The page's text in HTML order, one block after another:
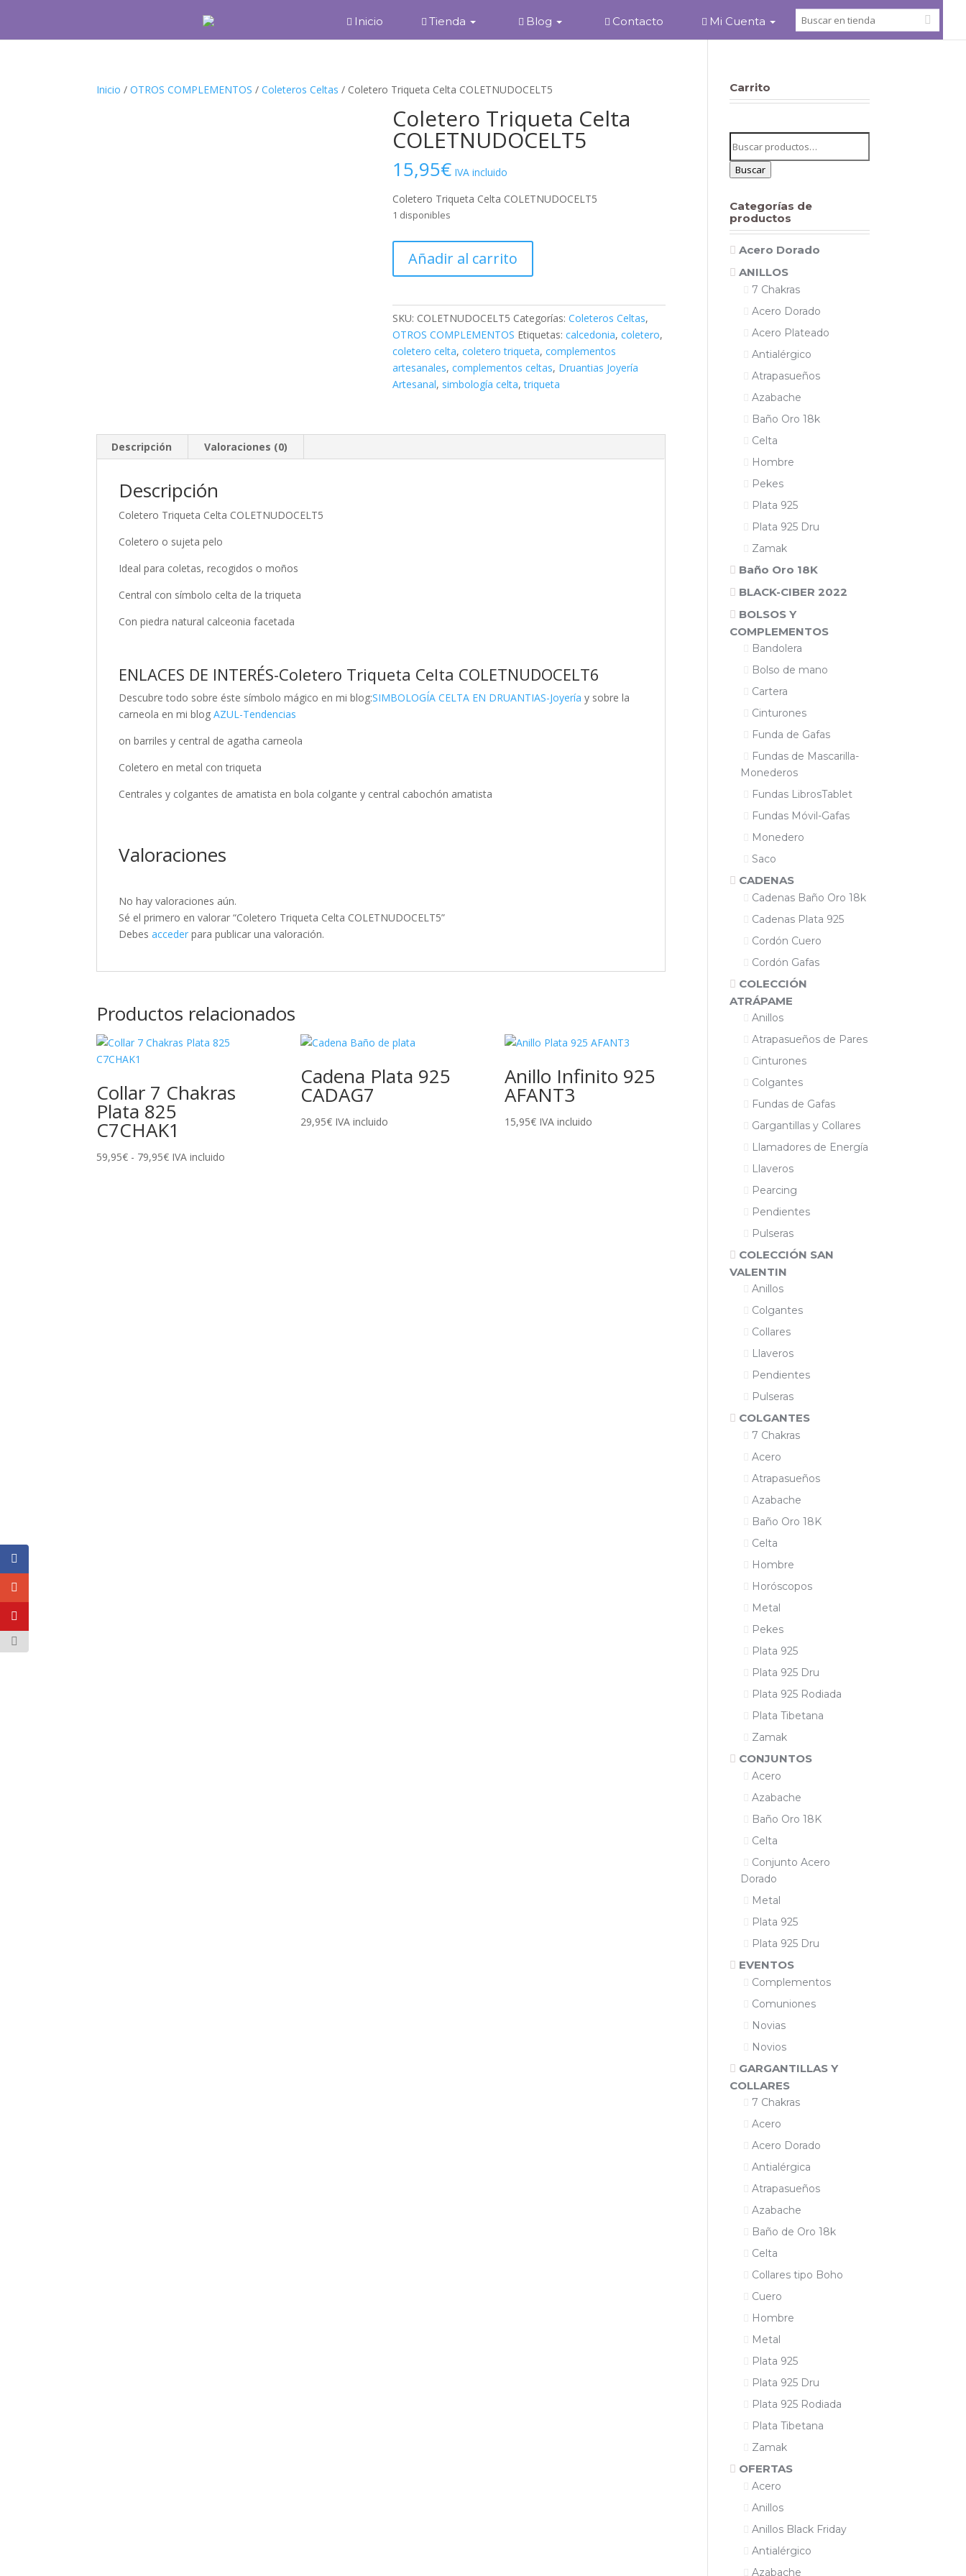
Inicio Tienda Blog Contacto Mi Cuenta
Inicio /OTROS COMPLEMENTOS /Coleteros Celtas / Coletero Triqueta Celta COLETNUDOCELT5
Coletero Triqueta Celta
COLETNUDOCELT5
15,95€ IVA incluido
Coletero Triqueta Celta COLETNUDOCELT5
1 disponibles
Triqueta
Celta
cantidad
Añadir al carrito
SKU: COLETNUDOCELT5 Categorías:Coleteros Celtas,
OTROS COMPLEMENTOS Etiquetas:calcedonia,coletero,
coletero celta,coletero triqueta,complementos
artesanales,complementos celtas, Druantias Joyería
Artesanal, simbología celta,triqueta
Descripción Valoraciones (0)
Descripción
Coletero Triqueta Celta COLETNUDOCELT5
Coletero o sujeta pelo
Ideal para coletas, recogidos o moños
Central con símbolo celta de la triqueta
Con piedra natural calceonia facetada
ENLACES DE INTERÉS-Coletero Triqueta Celta COLETNUDOCELT6
Descubre todo sobre éste símbolo mágico en mi blog:SIMBOLOGÍA CELTA EN DRUANTIAS-Joyería y sobre la
carneola en mi blogAZUL-Tendencias
on barriles y central de agatha carneola
Coletero en metal con triqueta
Centrales y colgantes de amatista en bola colgante y central cabochón amatista
Valoraciones
No hay valoraciones aún.
Sé el primero en valorar “Coletero Triqueta Celta COLETNUDOCELT5”
Debesacceder para publicar una valoración.
Productos relacionados
Collar 7 Chakras
Plata 825
C7CHAK1
59,95€ - 79,95€Rango
IVA incluido
Cadena Plata 925
CADAG7
29,95€ IVA incluido
Anillo Infinito 925
AFANT3
15,95€ IVA incluido
Carrito
por:
Buscar
Categorías de
productos
Acero Dorado
ANILLOS
7 Chakras
Acero Dorado
Acero Plateado
Antialérgico
Atrapasueños
Azabache
Baño Oro 18k
Celta
Hombre
Pekes
Plata 925
Plata 925 Dru
Zamak
Baño Oro 18K
BLACK-CIBER 2022
BOLSOS Y
COMPLEMENTOS
Bandolera
Bolso de mano
Cartera
Cinturones
Funda de Gafas
Fundas de Mascarilla-
Monederos
Fundas LibrosTablet
Fundas Móvil-Gafas
Monedero
Saco
CADENAS
Cadenas Baño Oro 18k
Cadenas Plata 925
Cordón Cuero
Cordón Gafas
COLECCIÓN
ATRÁPAME
Anillos
Atrapasueños de Pares
Cinturones
Colgantes
Fundas de Gafas
Gargantillas y Collares
Llamadores de Energía
Llaveros
Pearcing
Pendientes
Pulseras
COLECCIÓN SAN
VALENTIN
Anillos
Colgantes
Collares
Llaveros
Pendientes
Pulseras
COLGANTES
7 Chakras
Acero
Atrapasueños
Azabache
Baño Oro 18K
Celta
Hombre
Horóscopos
Metal
Pekes
Plata 925
Plata 925 Dru
Plata 925 Rodiada
Plata Tibetana
Zamak
CONJUNTOS
Acero
Azabache
Baño Oro 18K
Celta
Conjunto Acero
Dorado
Metal
Plata 925
Plata 925 Dru
EVENTOS
Complementos
Comuniones
Novias
Novios
GARGANTILLAS Y
COLLARES
7 Chakras
Acero
Acero Dorado
Antialérgica
Atrapasueños
Azabache
Baño de Oro 18k
Celta
Collares tipo Boho
Cuero
Hombre
Metal
Plata 925
Plata 925 Dru
Plata 925 Rodiada
Plata Tibetana
Zamak
OFERTAS
Acero
Anillos
Anillos Black Friday
Antialérgico
Azabache